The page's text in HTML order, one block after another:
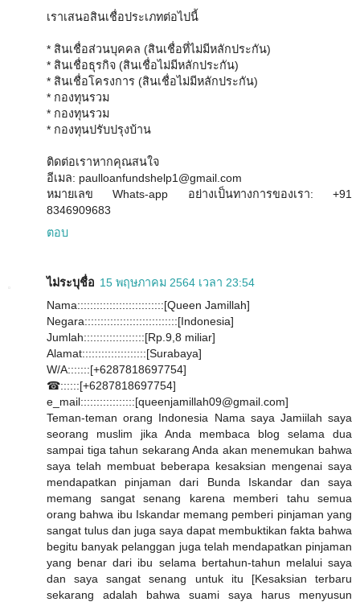
เราเสนอสินเชื่อประเภทต่อไปนี้
* สินเชื่อส่วนบุคคล (สินเชื่อที่ไม่มีหลักประกัน)
* สินเชื่อธุรกิจ (สินเชื่อไม่มีหลักประกัน)
* สินเชื่อโครงการ (สินเชื่อไม่มีหลักประกัน)
* กองทุนรวม
* กองทุนรวม
* กองทุนปรับปรุงบ้าน
ติดต่อเราหากคุณสนใจ
อีเมล: paulloanfundshelp1@gmail.com
หมายเลข Whats-app อย่างเป็นทางการของเรา: +91
8346909683
ตอบ
ไม่ระบุชื่อ 15 พฤษภาคม 2564 เวลา 23:54
Nama:::::::::::::::::::::::::::[Queen Jamillah]
Negara:::::::::::::::::::::::::::::[Indonesia]
Jumlah:::::::::::::::::::[Rp.9,8 miliar]
Alamat::::::::::::::::::::[Surabaya]
W/A:::::::[+6287818697754]
☎::::::[+6287818697754]
e_mail:::::::::::::::::[queenjamillah09@gmail.com]
Teman-teman orang Indonesia Nama saya Jamiilah saya
seorang muslim jika Anda membaca blog selama dua
sampai tiga tahun sekarang Anda akan menemukan bahwa
saya telah membuat beberapa kesaksian mengenai saya
mendapatkan pinjaman dari Bunda Iskandar dan saya
memang sangat senang karena memberi tahu semua
orang bahwa ibu Iskandar memang pemberi pinjaman yang
sangat tulus dan juga saya dapat membuktikan fakta bahwa
begitu banyak pelanggan juga telah mendapatkan pinjaman
yang benar dari ibu selama bertahun-tahun melalui saya
dan saya sangat senang untuk itu [Kesaksian terbaru
sekarang adalah bahwa suami saya harus menyusun